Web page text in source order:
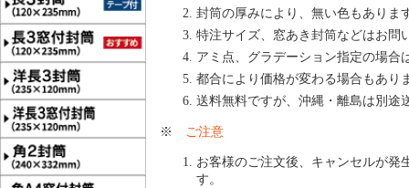
封筒の厚みにより、無い色もありま
特注サイズ、窓あき封筒などはお問
アミ点、グラデーション指定の場合
都合により価格が変わる場合もあり
送料無料ですが、沖縄・離島は別途
※ ご注意
お客様のご注文後、キャンセルが発
す。